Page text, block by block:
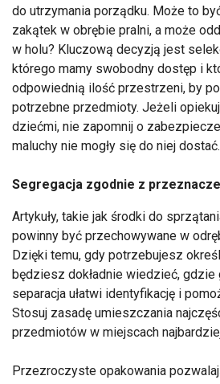
do utrzymania porządku. Może to
zakątek w obrębie pralni, a może
w holu? Kluczową decyzją jest
którego mamy swobodny dostęp i
odpowiednią ilość przestrzeni, by
potrzebne przedmioty. Jeżeli
dziećmi, nie zapomnij o
maluchy nie mogły się do niej dostać.
Segregacja zgodnie z
Artykuły, takie jak środki do
powinny być przechowywane w
Dzięki temu, gdy potrzebujesz
będziesz dokładnie wiedzieć, gdzie
separacja ułatwi identyfikację i
Stosuj zasadę umieszczania
przedmiotów w miejscach
Przezroczyste opakowania